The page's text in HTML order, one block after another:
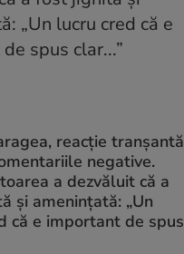
reacție tranșantă
negative.
a dezvăluit că a
și amenințată: „Un
că e important de spus